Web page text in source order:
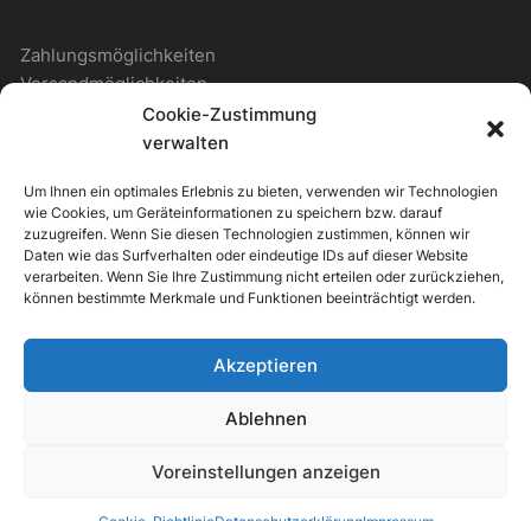
Cookie-Zustimmung
verwalten
Um Ihnen ein optimales Erlebnis zu bieten, verwenden wir Technologien
wie Cookies, um Geräteinformationen zu speichern bzw. darauf
zuzugreifen. Wenn Sie diesen Technologien zustimmen, können wir
Daten wie das Surfverhalten oder eindeutige IDs auf dieser Website
verarbeiten. Wenn Sie Ihre Zustimmung nicht erteilen oder zurückziehen,
können bestimmte Merkmale und Funktionen beeinträchtigt werden.
Akzeptieren
Ablehnen
Voreinstellungen anzeigen
Zahlungsmöglichkeiten
Versandmöglichkeiten
Kontakt
Newsletter
IPV-EUROPE
Alle Preise inkl. der gesetzlichen MwSt.
Die durchgestrichenen Preise entsprechen dem bisherigen Preis in